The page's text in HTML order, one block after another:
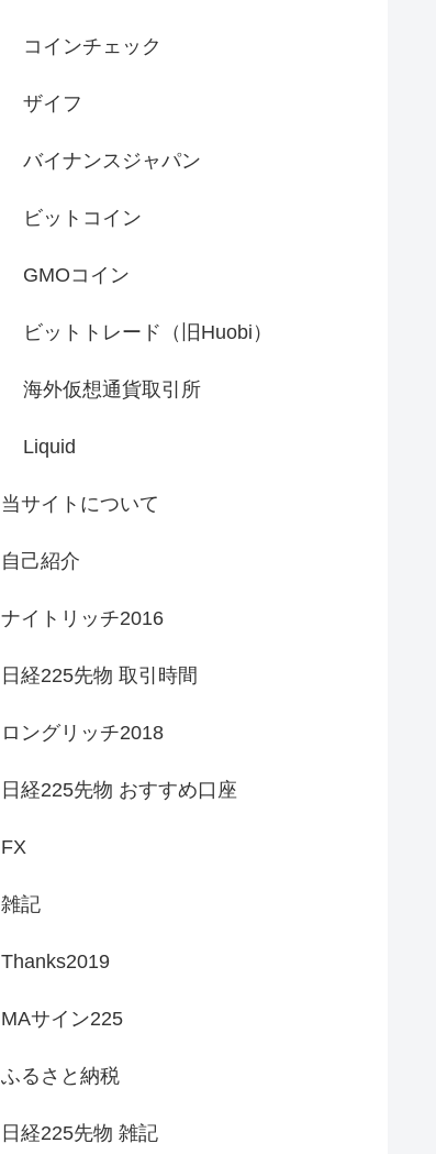
コインチェック
ザイフ
バイナンスジャパン
ビットコイン
GMOコイン
ビットトレード（旧Huobi）
海外仮想通貨取引所
Liquid
当サイトについて
自己紹介
ナイトリッチ2016
日経225先物 取引時間
ロングリッチ2018
日経225先物 おすすめ口座
FX
雑記
Thanks2019
MAサイン225
ふるさと納税
日経225先物 雑記